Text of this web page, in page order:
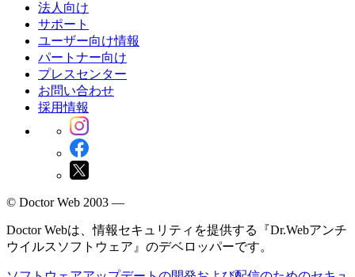
法人向け
サポート
ユーザー向け情報
パートナー向け
プレスセンター
お問い合わせ
採用情報
© Doctor Web 2003 —
Doctor Webは、情報セキュリティを提供する『Dr.Webアンチ
ウイルスソフトウェア』のデベロッパーです。